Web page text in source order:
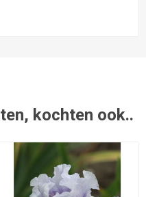
kochten ook..